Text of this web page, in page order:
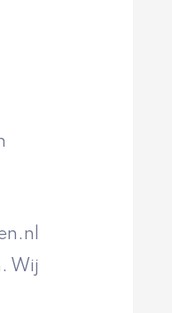
Wij